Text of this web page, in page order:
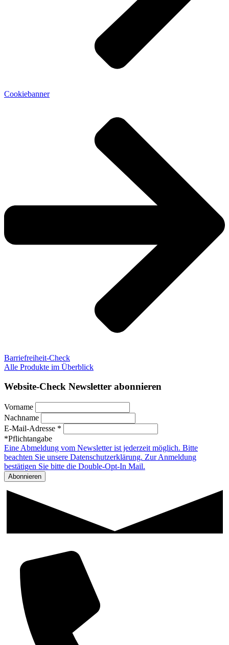
Cookiebanner
Barriefreiheit-Check
Alle Produkte im Überblick
Website-Check Newsletter abonnieren
Vorname
Nachname
E-Mail-Adresse *
*Pflichtangabe
Eine Abmeldung vom Newsletter ist jederzeit möglich. Bitte
beachten Sie unsere Datenschutzerklärung. Zur Anmeldung
bestätigen Sie bitte die Double-Opt-In Mail.